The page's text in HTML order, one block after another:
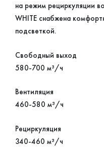
на режим рециркуляции
WHITE снабжена
подсветкой.
Свободный выход
580-700 м³/ч
Вентиляция
460-580 м³/ч
Рециркуляция
340-460 м³/ч